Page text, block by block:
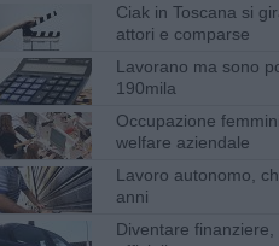
Ciak in Toscana si
attori e comparse
Lavorano ma sono
190mila
Occupazione
welfare aziendale
Lavoro autonomo,
anni
Diventare